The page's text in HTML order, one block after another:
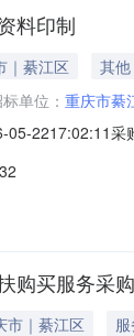
料印制
｜綦江区 其他
单位： 重庆市綦
05-2217:02:11采
购买服务采
市｜綦江区